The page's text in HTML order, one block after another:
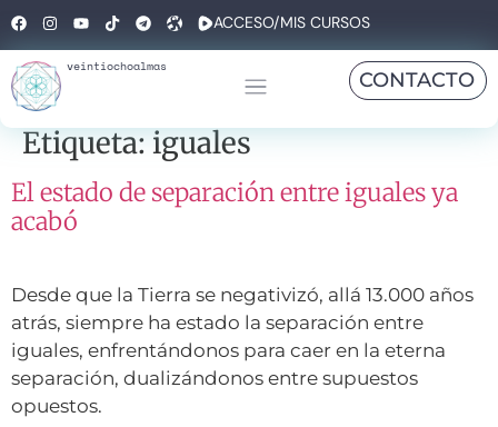
ACCESO/MIS CURSOS
veintiochoalmas
CONTACTO
Etiqueta:iguales
El estado de separación entre iguales ya
acabó
Desde que la Tierra se negativizó, allá 13.000 años
atrás, siempre ha estado la separación entre
iguales, enfrentándonos para caer en la eterna
separación, dualizándonos entre supuestos
opuestos.